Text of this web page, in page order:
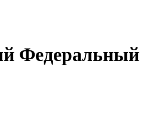
Федеральный